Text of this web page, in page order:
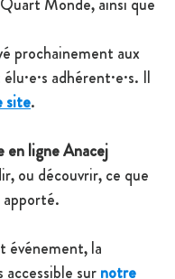
Monde, ainsi que
prochainement aux
adhérent·e·s. Il
site.
en ligne Anacej
ou découvrir, ce que
événement, la
sur notre